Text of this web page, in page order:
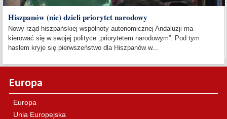
Hiszpanów (nie) dzieli priorytet narodowy
Nowy rząd hiszpańskiej wspólnoty autonomicznej Andaluzji ma
kierować się w swojej polityce „priorytetem narodowym”. Pod tym
hasłem kryje się pierwszeństwo dla Hiszpanów w...
Europa
Europa
Unia Europejska